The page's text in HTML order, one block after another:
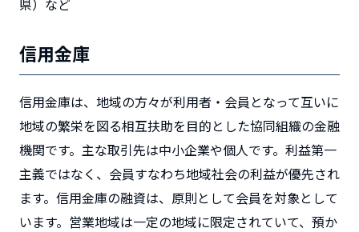
県）など
信用金庫
信用金庫は、地域の方々が利用者・会員となって互いに
地域の繁栄を図る相互扶助を目的とした協同組織の金融
機関です。 主な取引先は中小企業や個人です。利益第一
主義ではなく、会員すなわち地域社会の利益が優先され
ます。信用金庫の融資は、原則として会員を対象として
います。営業地域は一定の地域に限定されていて、預か